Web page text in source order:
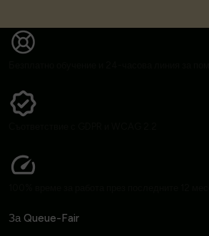
За Queue-Fair